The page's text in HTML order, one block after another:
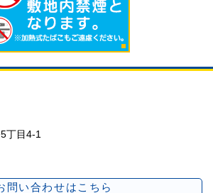
丁目4-1
問い合わせはこちら